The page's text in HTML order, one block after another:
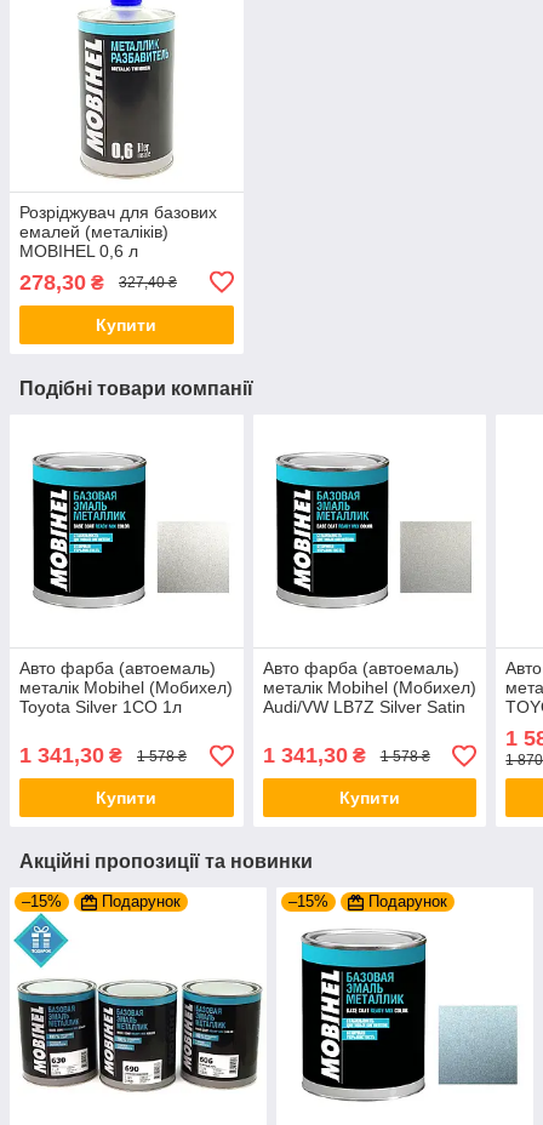
Розріджувач для базових
емалей (металіків)
MOBIHEL 0,6 л
278,30 ₴ 327,40 ₴
Купити
Подібні товари компанії
Авто фарба (автоемаль)
металік Mobihel (Мобихел)
Toyota Silver 1CO 1л
1 341,30 ₴ 1 578 ₴
Купити
Авто фарба (автоемаль)
металік Mobihel (Мобихел)
Audi/VW LB7Z Silver Satin
1 341,30₴ 1 578 ₴
Купити
1
1
Акційні пропозиції та новинки
–15% Подарунок –15% Подарунок